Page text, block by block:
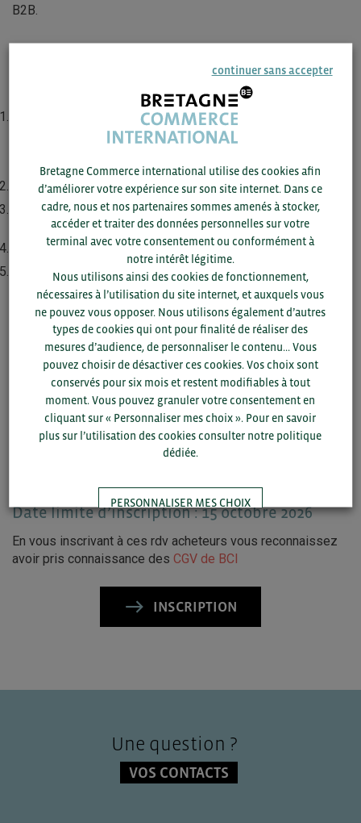
B2B.
Inscrivez-vous en cliquant sur le bouton “Inscription”
dessous avant le 15 octobre 2026 et remplissez
soigneusement votre Company Profile (formulaire
Entretien avec la CCIFS
Ciblage et sélection par la CCIFS des prospects
singapouriens en fonction de votre offre
Validation des cibles identifiées
Rendez-vous BtoB digitaux ou présentiel (selon votre
choix) courant novembre 2026, en fonction de vos
disponibilités.
Coût de participation :
Early bird (jusqu’au 31 août 2026) : 500 EUR HT en
distanciel / 700 EUR HT en présentiel
À partir du 1er septembre 2026 : 600 EUR HT en
distanciel / 800 EUR HT en présentiel
Date limite d’inscription : 15 octobre 2026
En vous inscrivant à ces rdv acheteurs vous reconnaissez
avoir pris connaissance des CGV de BCI
INSCRIPTION
Une question ?
VOS CONTACTS
continuer sans accepter
Bretagne Commerce international utilise des cookies afin
d’améliorer votre expérience sur son site internet. Dans ce
cadre, nous et nos partenaires sommes amenés à stocker,
accéder et traiter des données personnelles sur votre
terminal avec votre consentement ou conformément à
notre intérêt légitime.
Nous utilisons ainsi des cookies de fonctionnement,
nécessaires à l’utilisation du site internet, et auxquels vous
ne pouvez vous opposer. Nous utilisons également d’autres
types de cookies qui ont pour finalité de réaliser des
mesures d’audience, de personnaliser le contenu... Vous
pouvez choisir de désactiver ces cookies. Vos choix sont
conservés pour six mois et restent modifiables à tout
moment. Vous pouvez granuler votre consentement en
cliquant sur « Personnaliser mes choix ». Pour en savoir
plus sur l’utilisation des cookies consulter notre politique
dédiée.
PERSONNALISER MES CHOIX
TOUT ACCEPTER